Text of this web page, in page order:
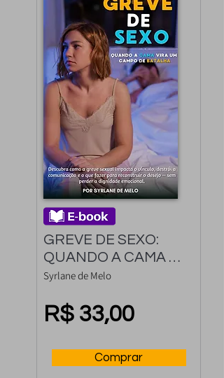
GREVE DE SEXO:
QUANDO A CAMA
VIRA UM CAMPO DE
Syrlane de Melo
R$ 33,00
Comprar